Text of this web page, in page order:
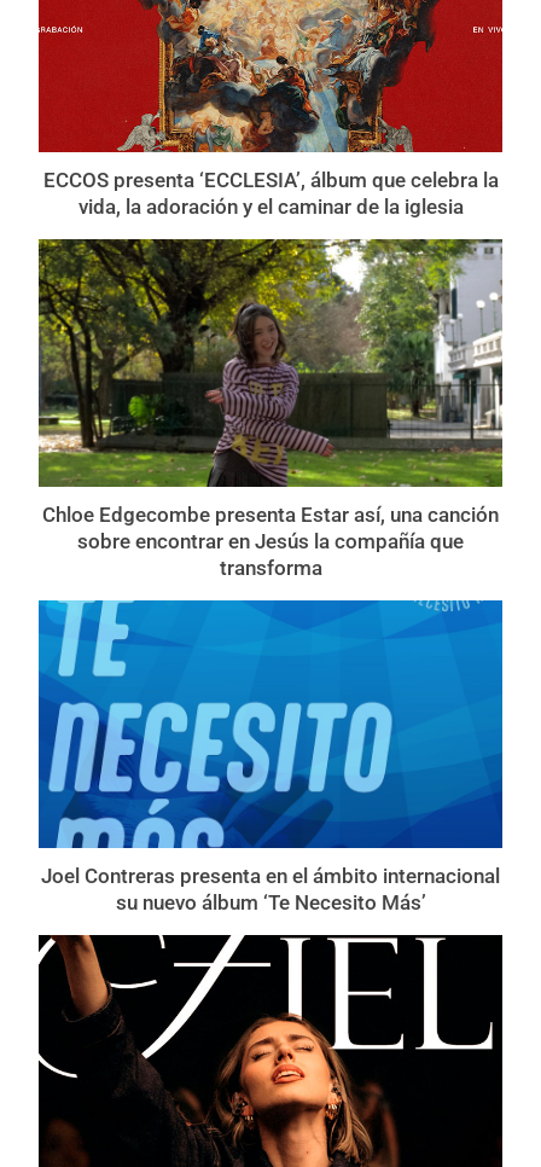
ECCOS presenta ‘ECCLESIA’, álbum que celebra la
vida, la adoración y el caminar de la iglesia
Chloe Edgecombe presenta Estar así, una canción
sobre encontrar en Jesús la compañía que
transforma
Joel Contreras presenta en el ámbito internacional
su nuevo álbum ‘Te Necesito Más’